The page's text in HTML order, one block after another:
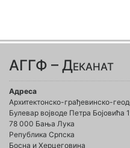
АГГФ – Деканат
Адреса
Архитектонско-грађевинско-
Булевар војводе Петра Бојовића
78 000 Бања Лука
Република Српска
Босна и Херцеговина